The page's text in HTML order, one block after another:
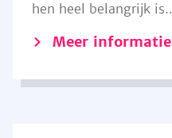
hen heel belangrijk
Meer informatie